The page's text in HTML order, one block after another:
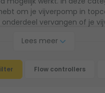
om je vijverpomp in
onderdeel vervangen of je
Dan ben je hier op de juiste
een heldere en gezonde
Lees meer
Flow controllers